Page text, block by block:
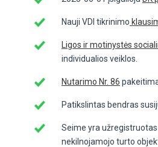
Nauji VDI tikrinimo
Ligos ir motinystės
individualios veiklos.
Nutarimo Nr. 86
Patikslintas bendras
Seime yra užregistruotas
nekilnojamojo turto